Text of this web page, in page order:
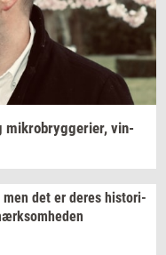
mi­kro­bryg­ge­ri­er, vin­
det er deres hi­sto­ri­